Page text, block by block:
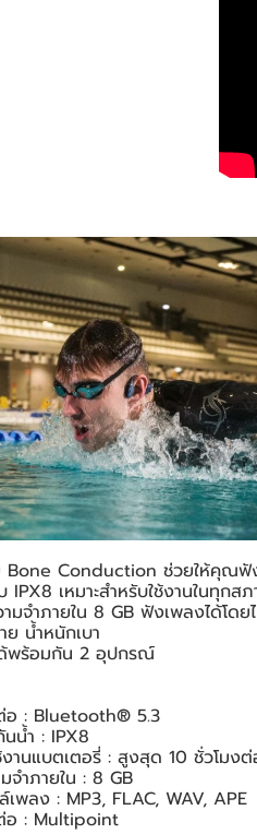
Bone Conduction ช่วยให้คุณฟัง
IPX8 เหมาะสำหรับใช้งานในทุกส
มจำภายใน 8 GB ฟังเพลงได้โด
น้ำหนักเบา
พร้อมกัน 2 อุปกรณ์
อ : Bluetooth® 5.3
น้ำ : IPX8
งานแบตเตอรี่ : สูงสุด 10 ชั่วโมง
จำภายใน : 8 GB
พลง : MP3, FLAC, WAV, APE
อ : Multipoint